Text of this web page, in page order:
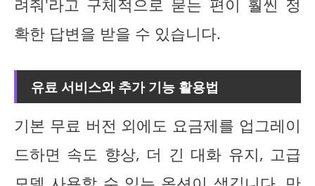
려줘'라고 구체적으로 묻는 편이 훨씬 정
확한 답변을 받을 수 있습니다.
유료 서비스와 추가 기능 활용법
기본 무료 버전 외에도 요금제를 업그레이
드하면 속도 향상, 더 긴 대화 유지, 고급